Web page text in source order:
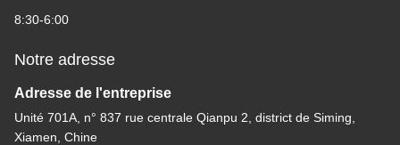
8:30-6:00
Notre adresse
Adresse de l'entreprise
Unité 701A, n° 837 rue centrale Qianpu 2, district de Siming,
Xiamen, Chine